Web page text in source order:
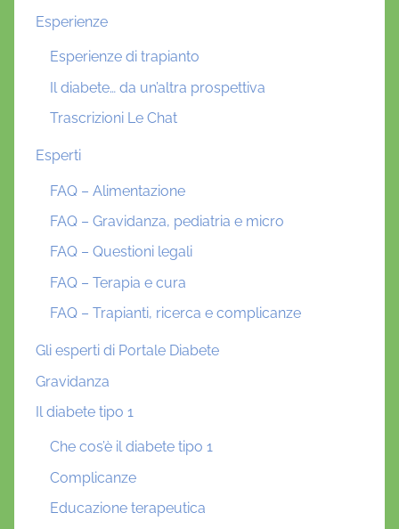
Esperienze
Esperienze di trapianto
Il diabete… da un’altra prospettiva
Trascrizioni Le Chat
Esperti
FAQ – Alimentazione
FAQ – Gravidanza, pediatria e micro
FAQ – Questioni legali
FAQ – Terapia e cura
FAQ – Trapianti, ricerca e complicanze
Gli esperti di Portale Diabete
Gravidanza
Il diabete tipo 1
Che cos’è il diabete tipo 1
Complicanze
Educazione terapeutica